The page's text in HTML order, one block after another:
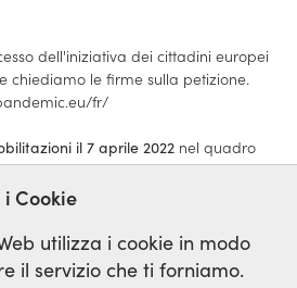
dell'iniziativa dei cittadini europei
chiediamo le firme sulla petizione.
fr/
il 7 aprile 2022 nel quadro
Salute.
Cookie
utilizza i cookie in modo
il servizio che ti forniamo.